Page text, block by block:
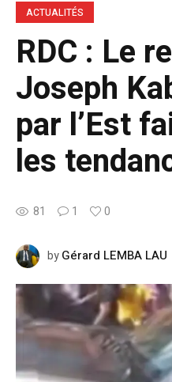
ACTUALITÉS
RDC : Le
Joseph
par l’Est
les
81 1 0
byGérard LEMBA LAU